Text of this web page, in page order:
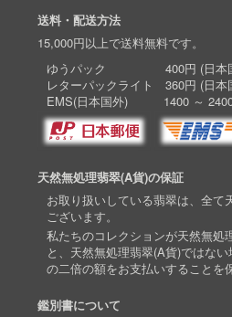
送料・配送方法
15,000円以上で送料無料です。
ゆうパック 400円 (日本国
レターパックライト 360円 (日本
EMS(日本国外) 1400 ～
天然無処理翡翠(A貨)の保証
お取り扱いしている翡翠は、全て
ございます。
私たちのコレクションが天然無処
と、天然無処理翡翠(A貨)ではな
の二倍の額をお支払いすることを
鑑別書について